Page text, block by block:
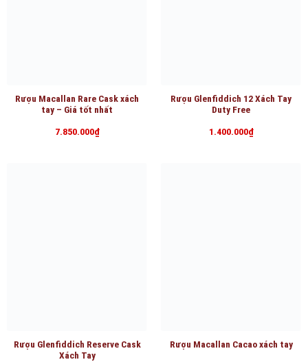
Rượu Macallan Rare Cask xách
tay – Giá tốt nhất
7.850.000₫
Rượu Glenfiddich 12 Xách Tay
Duty Free
1.400.000₫
Rượu Glenfiddich Reserve Cask
Xách Tay
Rượu Macallan Cacao xách tay